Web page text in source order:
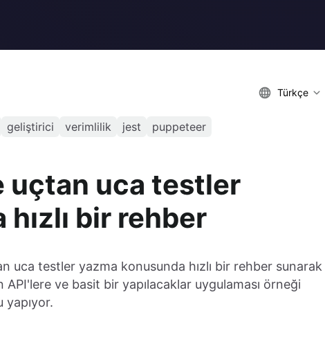
Türkçe
geliştirici verimlilik jest puppeteer
uçtan uca testler
bir rehber
uca testler yazma konusunda hızlı bir rehber sunarak
ve basit bir yapılacaklar uygulaması örneği